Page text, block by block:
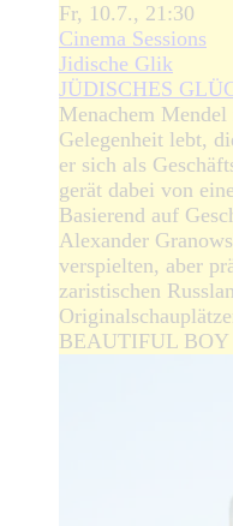
Fr, 10.7., 21:30
Cinema Sessions
Jidische Glik
JÜDISCHES
Menachem
Gelegenheit lebt,
er sich als
gerät dabei von
Basierend auf
Alexander
verspielten, aber
zaristischen
BEAUTIFUL BOY